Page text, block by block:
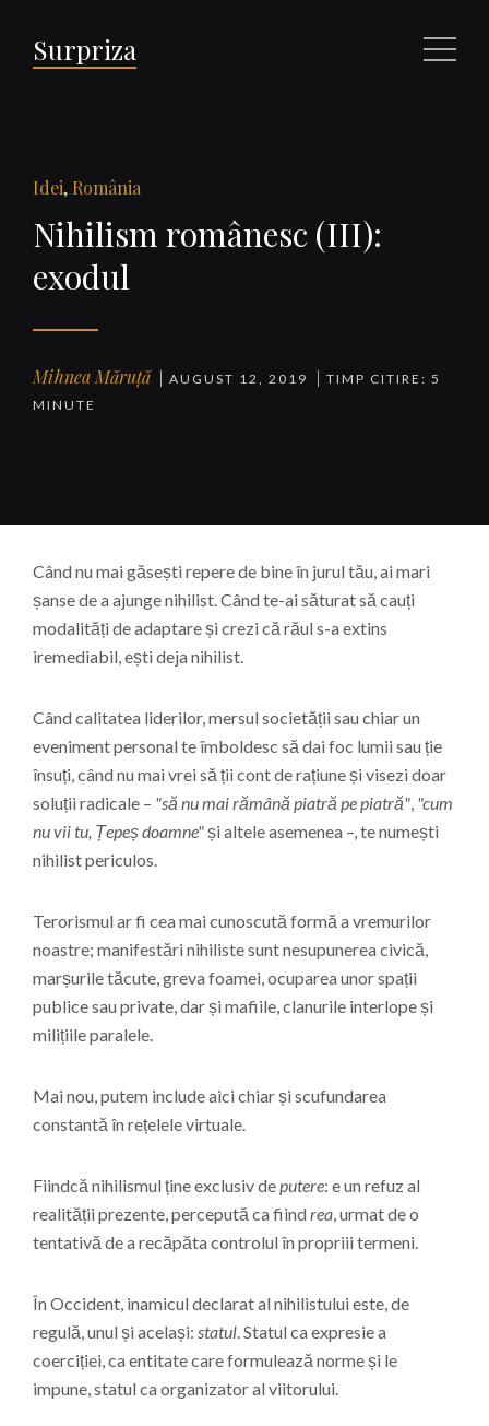
Surpriza Meniu
Idei, România
Nihilism românesc (III):
exodul
Mihnea Măruță AUGUST 12, 2019
TIMP CITIRE: 5
MINUTE
Când nu mai găsești repere de bine în jurul tău, ai mari
șanse de a ajunge nihilist. Când te-ai săturat să cauți
modalități de adaptare și crezi că răul s-a extins
iremediabil, ești deja nihilist.
Când calitatea liderilor, mersul societății sau chiar un
eveniment personal te îmboldesc să dai foc lumii sau ție
însuți, când nu mai vrei să ții cont de rațiune și visezi doar
soluții radicale – "să nu mai rămână piatră pe piatră", "cum
nu vii tu, Țepeș doamne"și altele asemenea –, te numești
nihilist periculos.
Terorismul ar fi cea mai cunoscută formă a vremurilor
noastre; manifestări nihiliste sunt nesupunerea civică,
marșurile tăcute, greva foamei, ocuparea unor spații
publice sau private, dar și mafiile, clanurile interlope și
milițiile paralele.
Mai nou, putem include aici chiar și scufundarea
constantă în rețelele virtuale.
Fiindcă nihilismul ține exclusiv deputere: e un refuz al
realității prezente, percepută ca fiind rea, urmat de o
tentativă de a recăpăta controlul în propriii termeni.
În Occident, inamicul declarat al nihilistului este, de
regulă, unul și același: statul. Statul ca expresie a
coerciției, ca entitate care formulează norme și le
impune, statul ca organizator al viitorului.